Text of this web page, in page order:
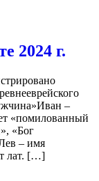
2024 г.
–
«помилованный
«Бог
– имя
лат. […]